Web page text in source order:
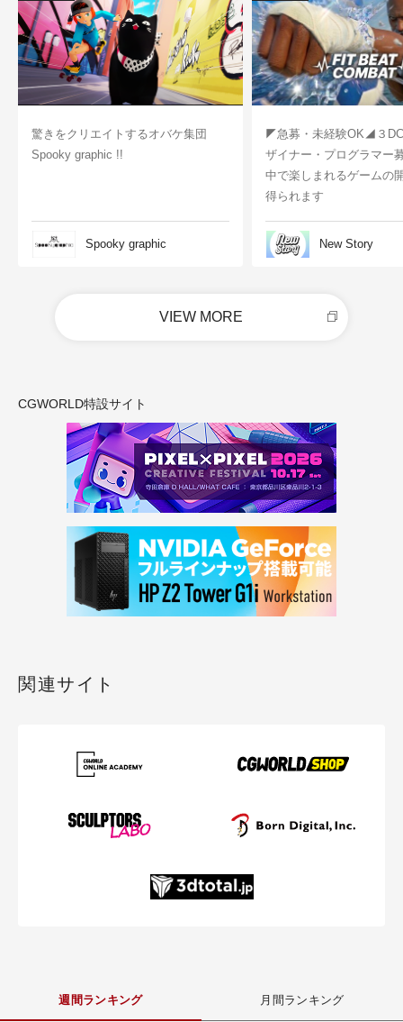
驚きをクリエイトするオバケ集団
Spooky graphic !!
Spooky graphic
◤急募・未経験OK◢３
ザイナー・プログラマー
中で楽しまれるゲームの
得られます
New Story
VIEW MORE
CGWORLD特設サイト
関連サイト
週間ランキング 月間ランキング